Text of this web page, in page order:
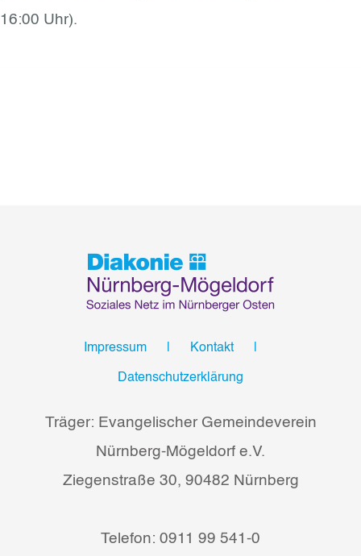
16:00 Uhr).
Impressum Kontakt
Datenschutzerklärung
Träger: Evangelischer Gemeindeverein
Nürnberg-Mögeldorf e.V.
Ziegenstraße 30, 90482 Nürnberg
Telefon: 0911 99 541-0